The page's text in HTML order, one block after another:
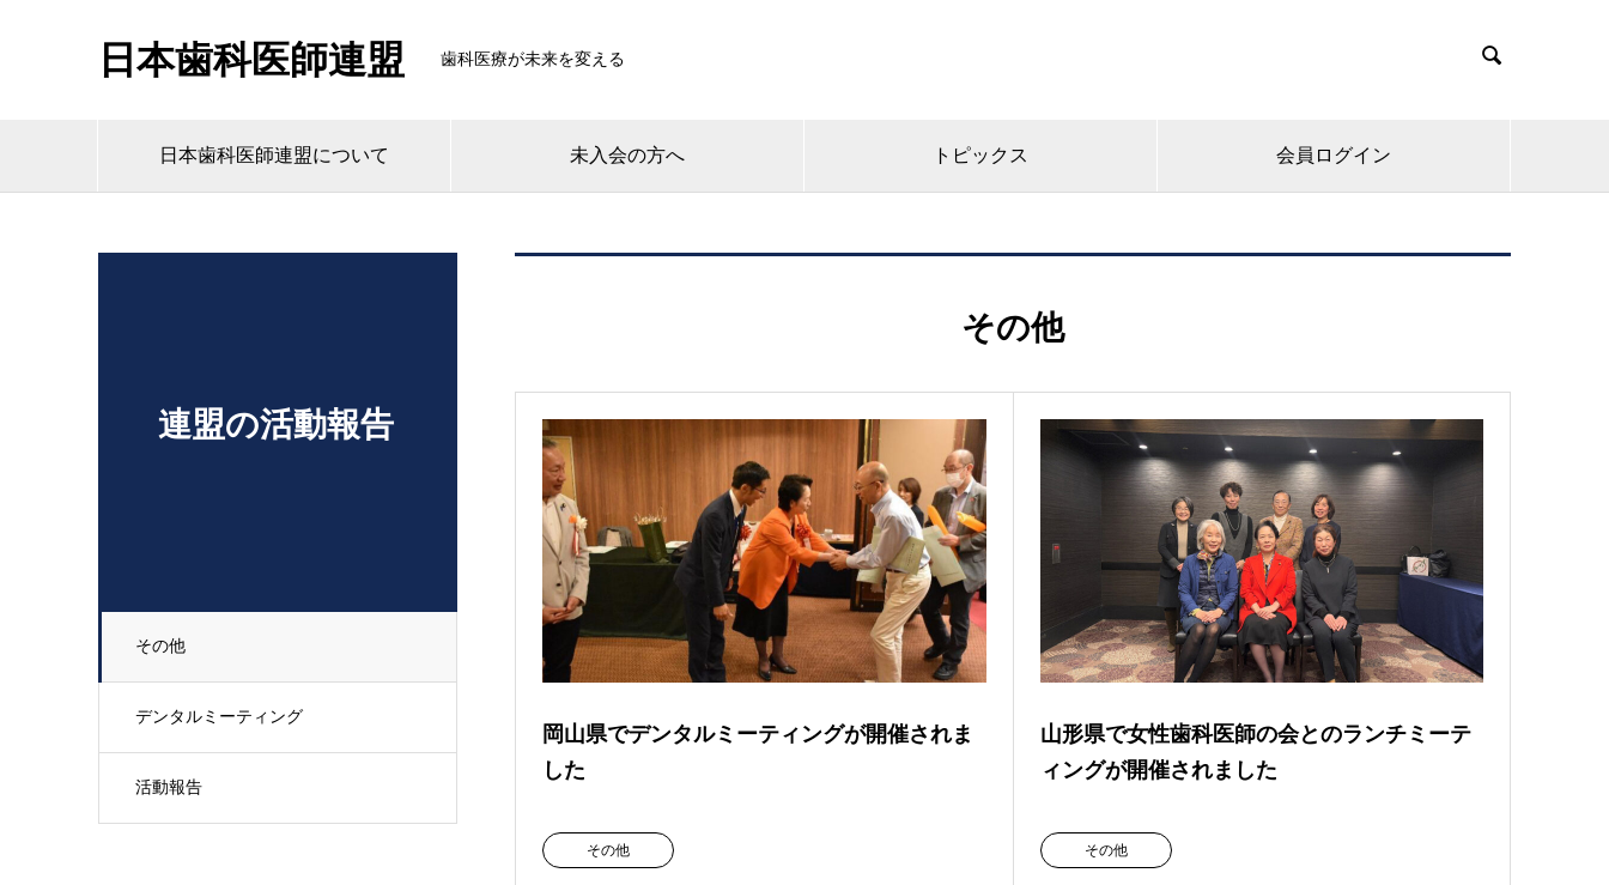
日本歯科医師連盟 歯科医療が未来を変える 
日本歯科医師連盟について 未入会の方へ トピックス 会員ログイン
連盟の活動報告
その他
デンタルミーティング
活動報告
その他
岡山県でデンタルミーティングが開催されま
した
その他
山形県で女性歯科医師の会とのランチミーテ
ィングが開催されました
その他